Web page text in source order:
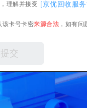
理解并接受 [京优回收服
该卡号卡密来源合法 ，如有